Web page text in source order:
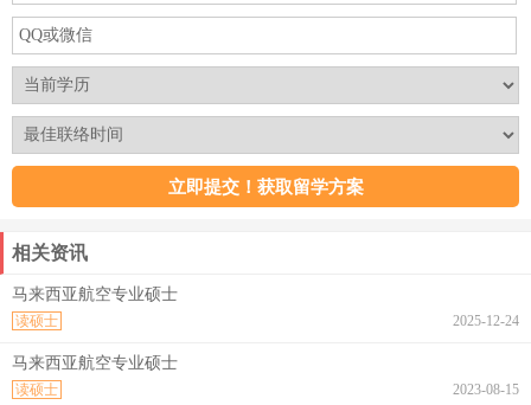
相关资讯
马来西亚航空专业硕士
2025-12-24
读硕士
马来西亚航空专业硕士
2023-08-15
读硕士